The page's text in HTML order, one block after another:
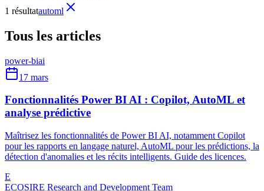
1 résultatautoml
Tous les articles
power-biai
17 mars
Fonctionnalités Power BI AI : Copilot, AutoML et
analyse prédictive
Maîtrisez les fonctionnalités de Power BI AI, notamment Copilot
pour les rapports en langage naturel, AutoML pour les prédictions, la
détection d'anomalies et les récits intelligents. Guide des licences.
E
ECOSIRE Research and Development Team